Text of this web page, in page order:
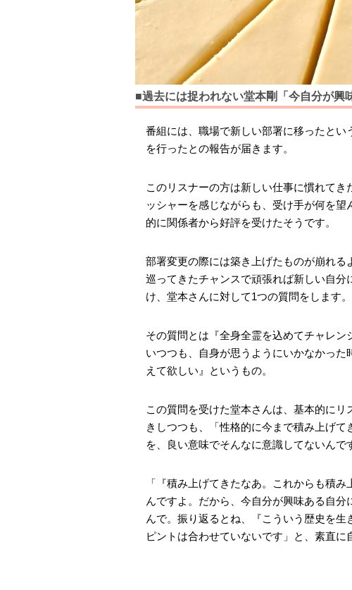
■過去には捉われない堂本剛「今自分が興
番組には、職場で新しい部署に移ったと
を行ったとの報告が届きます。
このリスナーの方は新しい仕事に慣れて
ッシャーを感じながらも、受け手が何を
的に関係者から好評を受けたそうです。
部署変更の際には築き上げたものが崩れる
巡ってきたチャンスで頑張れば新しい自
け、堂本さんに対して1つの質問をします。
その質問とは『全身全霊を込めてチャレ
いつつも、自身が思うようにいかなかっ
えて欲しい』というもの。
この質問を受けた堂本さんは、基本的に
きしつつも、「性格的に今まで積み上げ
を、良い意味でそんなに意識してないんで
「『積み上げてきたなあ。これからも積
んですよ。だから、今自分が興味ある自
んで。振り返るとね、『こういう歴史を
ピントは合わせていないです」と、素直に